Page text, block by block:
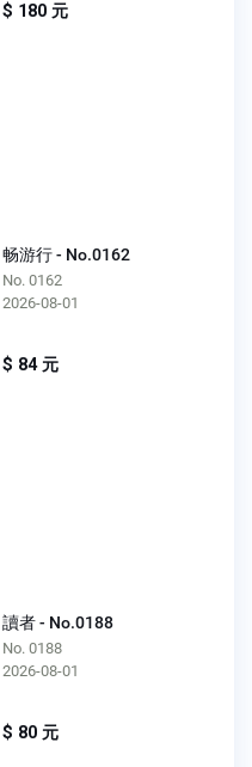
$ 180 元
畅游行 - No.0162
No. 0162
2026-08-01
$ 84 元
讀者 - No.0188
No. 0188
2026-08-01
$ 80 元